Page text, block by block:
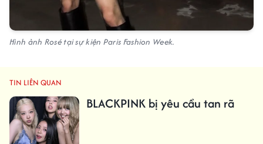
Hình ảnh Rosé tại sự kiện Paris Fashion Week.
TIN LIÊN QUAN
BLACKPINK bị yêu cầu tan rã